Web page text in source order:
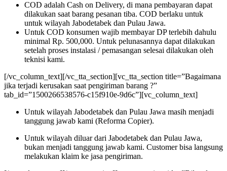
COD adalah Cash on Delivery, di mana pembayaran dapat
dilakukan saat barang pesanan tiba. COD berlaku untuk
untuk wilayah Jabodetabek dan Pulau Jawa.
Untuk COD konsumen wajib membayar DP terlebih dahulu
minimal Rp. 500,000. Untuk pelunasannya dapat dilakukan
setelah proses instalasi / pemasangan selesai dilakukan oleh
teknisi kami.
[/vc_column_text][/vc_tta_section][vc_tta_section title=”Bagaimana
jika terjadi kerusakan saat pengiriman barang ?”
tab_id=”1500266538576-c15f910e-9d6c”][vc_column_text]
Untuk wilayah Jabodetabek dan Pulau Jawa masih menjadi
tanggung jawab kami (Reforma Copier).
Untuk wilayah diluar dari Jabodetabek dan Pulau Jawa,
bukan menjadi tanggung jawab kami. Customer bisa langsung
melakukan klaim ke jasa pengiriman.